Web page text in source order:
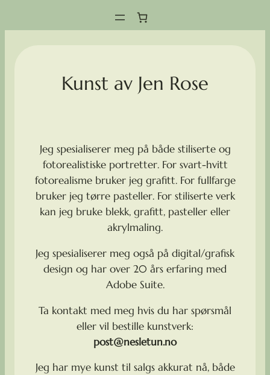
til
Kunst av Jen Rose
Jeg spesialiserer meg på både stiliserte og
fotorealistiske portretter. For svart-hvitt
fotorealisme bruker jeg grafitt. For fullfarge
bruker jeg tørre pasteller. For stiliserte verk
kan jeg bruke blekk, grafitt, pasteller eller
akrylmaling.
Jeg spesialiserer meg også på digital/grafisk
design og har over 20 års erfaring med
Adobe Suite.
Ta kontakt med meg hvis du har spørsmål
eller vil bestille kunstverk:
post@nesletun.no
Jeg har mye kunst til salgs akkurat nå, både